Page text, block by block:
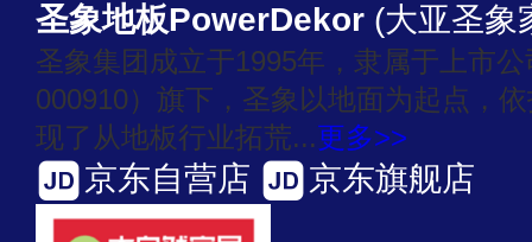
圣象地板PowerDekor (大亚圣象
圣象集团成立于1995年，隶属于上市
000910）旗下，圣象以地面为起点，
现了从地板行业拓荒...更多>>
京东自营店 京东旗舰店